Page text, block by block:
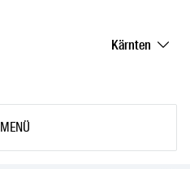
Kärnten
MENÜ